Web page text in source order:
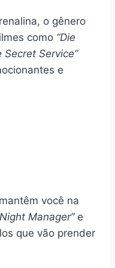
o gênero
como “Die
Secret Service”
e
você na
Manager”e
que vão prender